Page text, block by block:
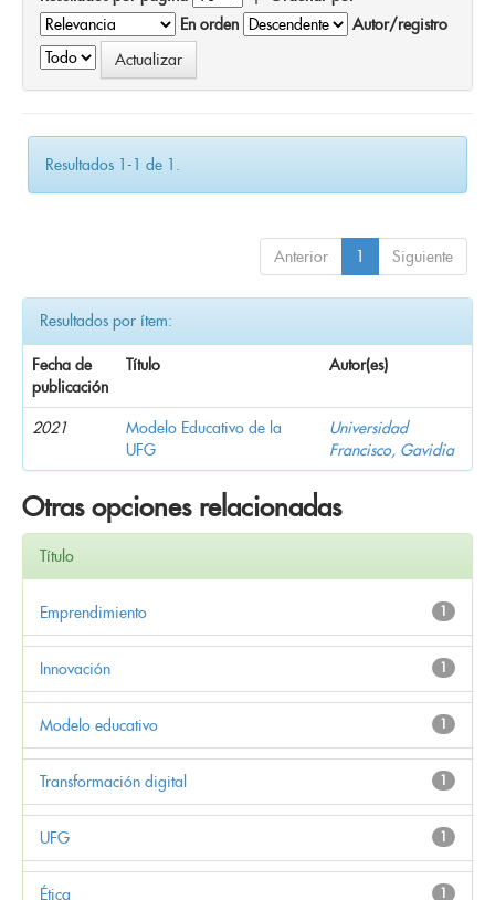
En orden
Autor/registro
Resultados 1-1 de 1.
Anterior 1 Siguiente
Resultados por ítem:
Fecha de
publicación
Título Autor(es)
2021
Modelo Educativo de la
UFG
Universidad
Francisco, Gavidia
Otras opciones relacionadas
Título
1
Emprendimiento
1
Innovación
1
Modelo educativo
1
Transformación digital
1
UFG
1
Ética